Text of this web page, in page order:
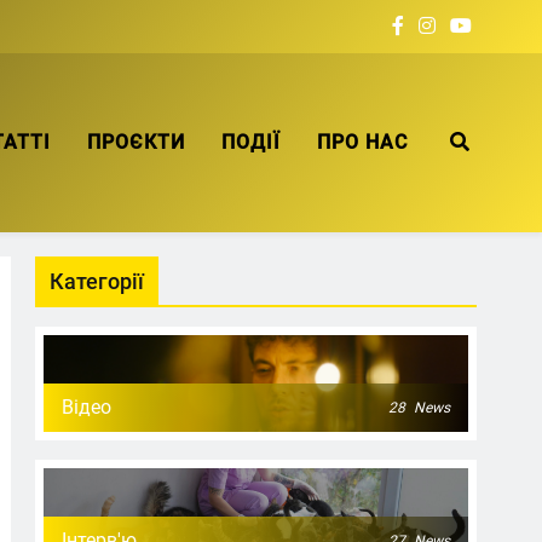
ПРОЄКТИ ПОДІЇ ПРО НАС
Категорії
Відео 28 News